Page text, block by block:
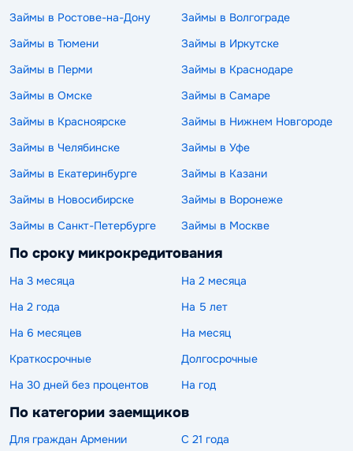
Займы в Ростове-на-Дону
Займы в Волгограде
Займы в Тюмени
Займы в Иркутске
Займы в Перми
Займы в Краснодаре
Займы в Омске
Займы в Самаре
Займы в Красноярске
Займы в Нижнем Новгороде
Займы в Челябинске
Займы в Уфе
Займы в Екатеринбурге
Займы в Казани
Займы в Новосибирске
Займы в Воронеже
Займы в Санкт-Петербурге
Займы в Москве
По сроку микрокредитования
На 3 месяца
На 2 месяца
На 2 года
На 5 лет
На 6 месяцев
На месяц
Краткосрочные
Долгосрочные
На 30 дней без процентов
На год
По категории заемщиков
Для граждан Армении С 21 года